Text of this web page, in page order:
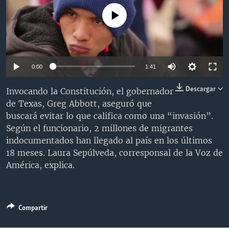
VENEZUELA
BRASIL
NICARAGUA
ECONOMÍA
ENTRETENIMIENTO Y CULTURA
TECNOLOGÍA
DEPORTES
MULTIMEDIA
VIDEOS
FOTOGRAFÍA
AUDIOS
PROGRAMAS TV
EL MUNDO AL DÍA
FORO INTERAMERICANO
LAS CLAVES
PANORAMA
RADIO
AVANCE INFORMATIVO
BUENOS DÍAS AMÉRICA
ESTADOS UNIDOS AL DÍA
EL MUNDO AL DÍA [RADIO]
FORO [RADIO]
ENTRETENIMIENTO
DIRECT
Learning English
SÍGANOS
No media source currently available
0:00 1:41
Descargar
Invocando la Constitución, el gobernador
de Texas, Greg Abbott, aseguró que
buscará evitar lo que califica como una “invasión”.
Según el funcionario, 2 millones de migrantes
indocumentados han llegado al país en los últimos
18 meses. Laura Sepúlveda, corresponsal de la Voz de
América, explica.
Compartir